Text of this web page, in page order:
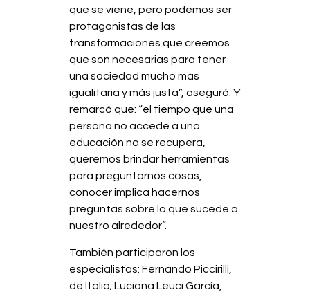
que se viene, pero podemos ser
protagonistas de las
transformaciones que creemos
que son necesarias para tener
una sociedad mucho más
igualitaria y más justa”, aseguró. Y
remarcó que: “el tiempo que una
persona no accede a una
educación no se recupera,
queremos brindar herramientas
para preguntarnos cosas,
conocer implica hacernos
preguntas sobre lo que sucede a
nuestro alrededor”.
También participaron los
especialistas: Fernando Piccirilli,
de Italia; Luciana Leuci García,